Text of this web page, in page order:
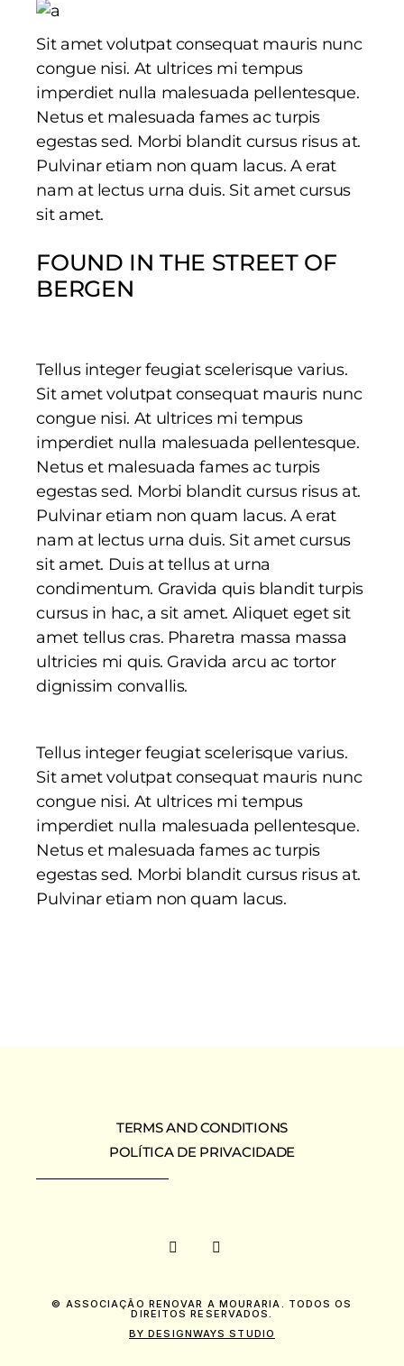
Sit amet volutpat consequat mauris nunc
congue nisi. At ultrices mi tempus
imperdiet nulla malesuada pellentesque.
Netus et malesuada fames ac turpis
egestas sed. Morbi blandit cursus risus at.
Pulvinar etiam non quam lacus. A erat
nam at lectus urna duis. Sit amet cursus
sit amet.
FOUND IN THE STREET OF
BERGEN
Tellus integer feugiat scelerisque varius.
Sit amet volutpat consequat mauris nunc
congue nisi. At ultrices mi tempus
imperdiet nulla malesuada pellentesque.
Netus et malesuada fames ac turpis
egestas sed. Morbi blandit cursus risus at.
Pulvinar etiam non quam lacus. A erat
nam at lectus urna duis. Sit amet cursus
sit amet. Duis at tellus at urna
condimentum. Gravida quis blandit turpis
cursus in hac, a sit amet. Aliquet eget sit
amet tellus cras. Pharetra massa massa
ultricies mi quis. Gravida arcu ac tortor
dignissim convallis.
Tellus integer feugiat scelerisque varius.
Sit amet volutpat consequat mauris nunc
congue nisi. At ultrices mi tempus
imperdiet nulla malesuada pellentesque.
Netus et malesuada fames ac turpis
egestas sed. Morbi blandit cursus risus at.
Pulvinar etiam non quam lacus.
TERMS AND CONDITIONS
POLÍTICA DE PRIVACIDADE
© ASSOCIAÇÃO RENOVAR A MOURARIA. TODOS OS
DIREITOS RESERVADOS.
BY DESIGNWAYS STUDIO